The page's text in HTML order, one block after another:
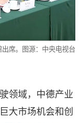
席。图源：中央电视台
领域，中德产业
大市场机会和创